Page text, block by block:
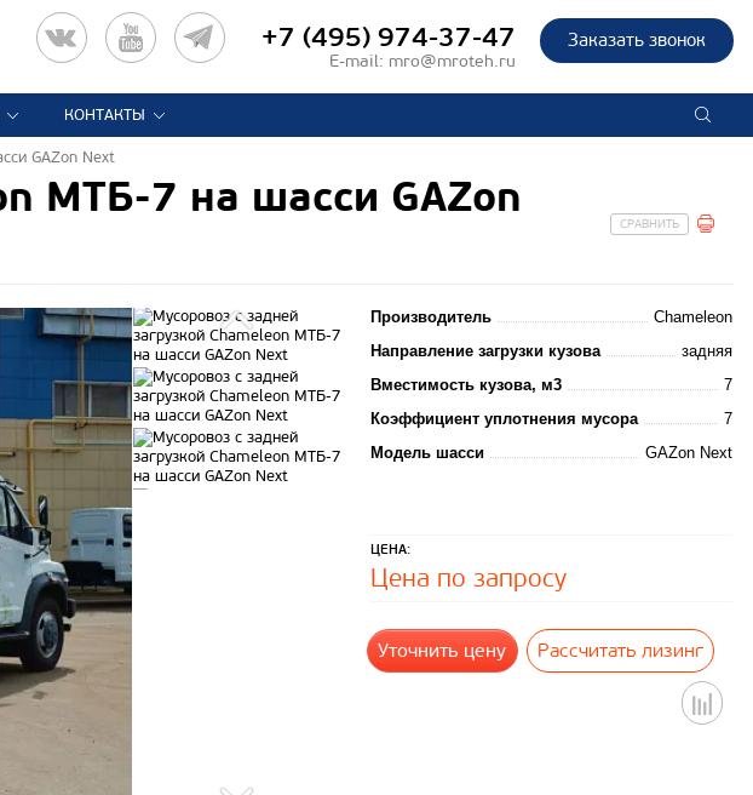
Заказать звонок
+7 (495) 974-37-47
E-mail: mro@mroteh.ru
КОНТАКТЫ
GAZon Next
МТБ-7 на шасси GAZon
СРАВНИТЬ
Производитель
Chameleon
Направление загрузки кузова
задняя
Вместимость кузова, м3
7
Коэффициент уплотнения мусора
7
Модель шасси
GAZon Next
ЦЕНА:
Цена по запросу
Уточнить цену Рассчитать лизинг